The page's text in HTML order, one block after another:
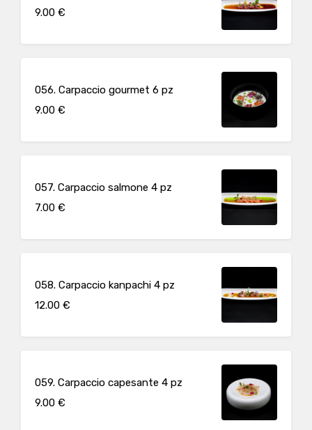
9.00 €
056. Carpaccio gourmet 6 pz
9.00 €
057. Carpaccio salmone 4 pz
7.00 €
058. Carpaccio kanpachi 4 pz
12.00 €
059. Carpaccio capesante 4 pz
9.00 €